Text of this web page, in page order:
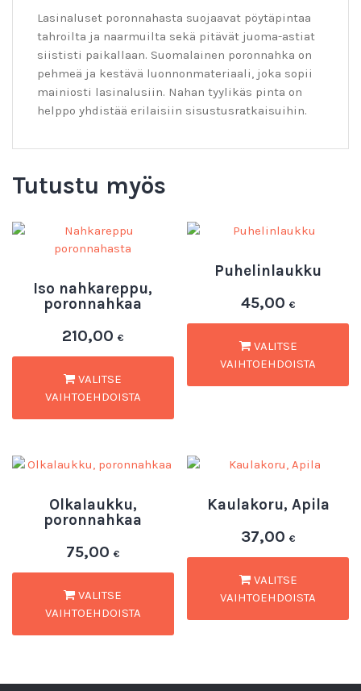
Lasinaluset poronnahasta suojaavat pöytäpintaa
tahroilta ja naarmuilta sekä pitävät juoma-astiat
siististi paikallaan. Suomalainen poronnahka on
pehmeä ja kestävä luonnonmateriaali, joka sopii
mainiosti lasinalusiin. Nahan tyylikäs pinta on
helppo yhdistää erilaisiin sisustusratkaisuihin.
Tutustu myös
Iso nahkareppu,
poronnahkaa
210,00 €
VALITSE
VAIHTOEHDOISTA
Puhelinlaukku
45,00 €
VALITSE
VAIHTOEHDOISTA
Olkalaukku,
poronnahkaa
75,00 €
VALITSE
VAIHTOEHDOISTA
Kaulakoru, Apila
37,00 €
VALITSE
VAIHTOEHDOISTA